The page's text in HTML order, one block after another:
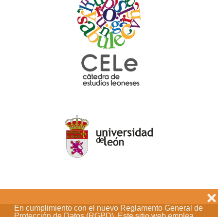
En cumplimiento con el nuevo Reglamento General de
❌